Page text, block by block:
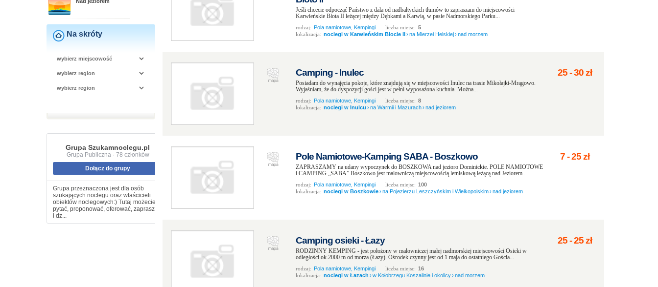
Na skróty
Grupa Szukamnoclegu.pl
Grupa Publiczna · 78 członków
Dołącz do grupy
Grupa przeznaczona jest dla osób
szukających noclegu oraz właścicieli
obiektów noclegowych:) Tutaj możecie
pytać, proponować, oferować, zapraszać
i dz...
Jeśli chcecie odpocząć Państwo z dala od nadbałtyckich tłumów to zapraszam do miejscowości
Karwieńskie Błota II leżącej między Dębkami a Karwią, w pasie Nadmorskiego Parku...
rodzaj: Pola namiotowe, Kempingi liczba miejsc: 5
lokalizacja: noclegi w Karwieńskim Błocie II›na Mierzei Helskiej›nad morzem
Camping - Inulec
Posiadam do wynajęcia pokoje, które znajdują się w miejscowości Inulec na trasie Mikołajki-Mrągowo.
Wyjaśniam, że do dyspozycji gości jest w pełni wyposażona kuchnia. Można...
rodzaj: Pola namiotowe, Kempingi liczba miejsc: 8
lokalizacja: noclegi w Inulcu ›na Warmii i Mazurach›nad jeziorem
25-30zł
Pole Namiotowe-Kamping SABA - Boszkowo
ZAPRASZAMY na udany wypoczynek do BOSZKOWA nad jezioro Dominickie. POLE NAMIOTOWE
i CAMPING „SABA” Boszkowo jest malowniczą miejscowością letniskową leżącą nad Jeziorem...
rodzaj: Pola namiotowe, Kempingi liczba miejsc: 100
lokalizacja: noclegi w Boszkowie›na Pojezierzu Leszczyńskim i Wielkopolskim›nad jeziorem
7-25zł
Camping osieki - Łazy
RODZINNY KEMPING - jest położony w malowniczej małej nadmorskiej miejscowości Osieki w
odległości ok.2000 m od morza (Łazy). Ośrodek czynny jest od 1 maja do ostatniego Gościa...
rodzaj: Pola namiotowe, Kempingi liczba miejsc: 16
lokalizacja: noclegi w Łazach ›w Kołobrzegu Koszalinie i okolicy›nad morzem
25-25zł